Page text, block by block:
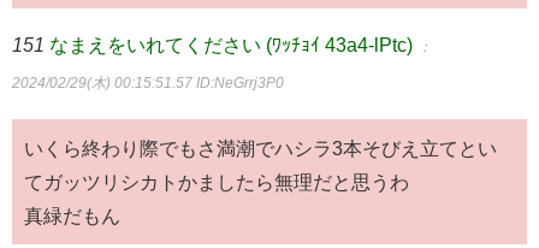
151 なまえをいれてください (ﾜｯﾁｮｲ 43a4-lPtc) ：
2024/02/29(木) 00:15:51.57 ID:NeGrrj3P0
いくら終わり際でもさ満潮でハシラ3本そびえ立てとい
てガッツリシカトかましたら無理だと思うわ
真緑だもん